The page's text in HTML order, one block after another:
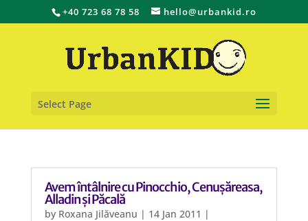
+40 723 68 78 58 hello@urbankid.ro
Select Page
Avem întâlnire cu Pinocchio, Cenușăreasa,
Alladin și Păcală
by Roxana Jilăveanu | 14 Jan 2011 |